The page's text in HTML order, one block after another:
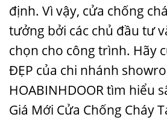
định. Vì vậy, cửa chống
tưởng bởi các chủ đầu tư
chọn cho công trình. Hãy
ĐẸP của chi nhánh
HOABINHDOOR tìm hiểu
Giá Mới Cửa Chống Cháy